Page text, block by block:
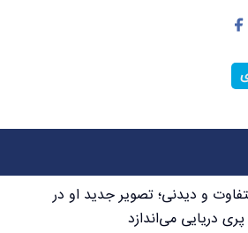
و دیدنی؛ تصویر جدید او در
پری دریایی می‌اندازد